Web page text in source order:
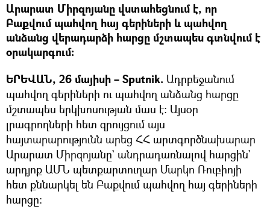
Արարատ Միրզոյանը վստահեցնում է, որ
Բաքվում պահվող հայ գերիների և պահվող
անձանց վերադարձի հարցը մշտապես գտնվում է
օրակարգում։
ԵՐԵՎԱՆ, 26 մայիսի – Sputnik. Ադրբեջանում
պահվող գերիների ու պահվող անձանց հարցը
մշտապես երկխոսության մաս է։ Այսօր
լրագրողների հետ զրույցում այս
հայտարարությունն արեց ՀՀ արտգործնախարար
Արարատ Միրզոյանը` անդրադառնալով հարցին`
արդյոք ԱՄՆ պետքարտուղար Մարկո Ռուբիոյի
հետ քննարկել են Բաքվում պահվող հայ գերիների
հարցը։